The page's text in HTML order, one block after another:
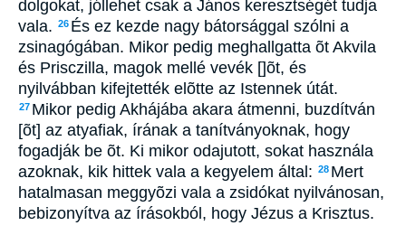
dolgokat, jóllehet csak a János keresztségét tudja
vala. 26 És ez kezde nagy bátorsággal szólni a
zsinagógában. Mikor pedig meghallgatta õt Akvila
és Prisczilla, magok mellé vevék []õt, és
nyilvábban kifejtették elõtte az Istennek útát.
27 Mikor pedig Akhájába akara átmenni, buzdítván
[õt] az atyafiak, írának a tanítványoknak, hogy
fogadják be õt. Ki mikor odajutott, sokat használa
azoknak, kik hittek vala a kegyelem által: 28 Mert
hatalmasan meggyõzi vala a zsidókat nyilvánosan,
bebizonyítva az írásokból, hogy Jézus a Krisztus.